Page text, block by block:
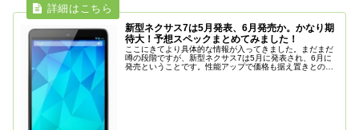
新型ネクサス7は5月発表、6月発売か。かなり期
待大！予想スペックまとめてみました！
ここにきてより具体的な情報が入ってきました。まだまだ
噂の段階ですが、新型ネクサス7は5月に発表され、6月に
発売ということです。性能アップで価格も据え置きとのこ